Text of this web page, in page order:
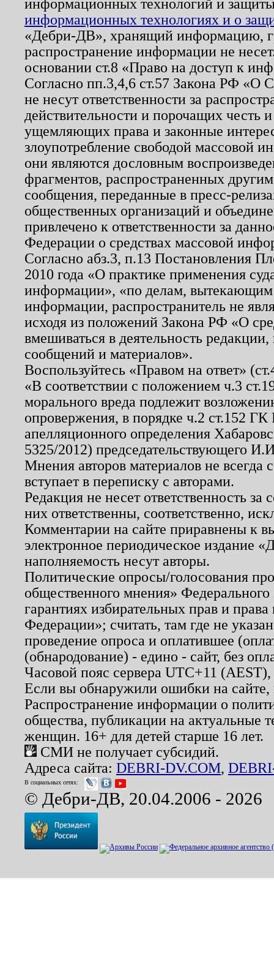
информационных технологий и
информационных технологиях и о
«Дебри-ДВ», хранящий информацию,
распространение информации не
основании ст.8 «Право на доступ к
Согласно пп.3,4,6 ст.57 Закона РФ «О
не несут ответственности за
действительности и порочащих честь
ущемляющих права и законные
злоупотребление свободой массовой
они являются дословным
фрагментов, распространенных
сообщения, переданные в пресс-
общественных организаций и
привлечено к ответственности за
Федерации о средствах массовой
Согласно абз.3, п.13 Постановления
2010 года «О практике применения
информации», «по делам, вытекающим
информации, распространитель не
исходя из положений Закона РФ «О
вмешиваться в деятельность
сообщений и материалов».
Воспользуйтесь «Правом на ответ»
«В соответствии с положением ч.3
морального вреда подлежит
опровержения, в порядке ч.2 ст.152
апелляционного определения
5325/2012) председательствующего
Мнения авторов материалов не
вступает в переписку с авторами.
Редакция не несет ответственность
них ответственны, соответственно,
Комментарии на сайте приравнены к
электронное периодическое издание
наполняемость несут авторы.
Политические опросы/голосования
общественного мнения»
гарантиях избирательных прав и
Федерации»; считать, там где не
проведение опроса и оплатившее
(обнародование) - едино - сайт, без
Часовой пояс сервера UTC+11
Если вы обнаружили ошибки на
Распространение информации о
общества, публикации на актуальные
женщин. 16+ для детей старше 16 лет.
СМИ не получает субсидий.
Адреса сайта: DEBRI-DV.COM,
В социальных сетях:
© Дебри-ДВ, 20.04.2006 - 2026